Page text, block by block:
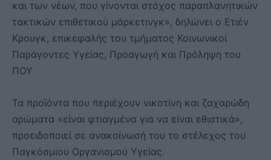
και των νέων, που γίνονται στόχος παραπλανητικών
τακτικών επιθετικού μάρκετινγκ», δηλώνει ο Ετιέν
Κρουγκ, επικεφαλής του τμήματος Κοινωνικοί
Παράγοντες Υγείας, Προαγωγή και Πρόληψη του
ΠΟΥ
Τα προϊόντα που περιέχουν νικοτίνη και ζαχαρώδη
αρώματα «είναι φτιαγμένα για να είναι εθιστικά»,
προειδοποιεί σε ανακοίνωσή του το στέλεχος του
Παγκόσμιου Οργανισμού Υγείας.